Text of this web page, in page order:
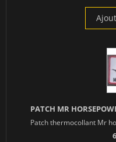
PATCH MR
Patch thermocollant Mr